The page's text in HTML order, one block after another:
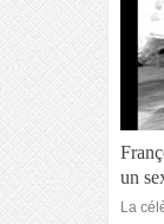
un
La